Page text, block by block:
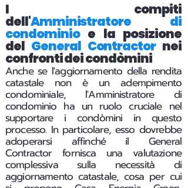
I compiti
dell'Amministratore di
condominioe la posizione
del General Contractornei
confronti dei condòmini
Anche se l'aggiornamento della rendita
catastale non è un adempimento
condominiale, l'Amministratore di
condominio ha un ruolo cruciale nel
supportare i condòmini in questo
processo. In particolare, esso dovrebbe
adoperarsi affinché il General
Contractor fornisca una valutazione
complessiva sulla necessità di
aggiornamento catastale, cosa per cui